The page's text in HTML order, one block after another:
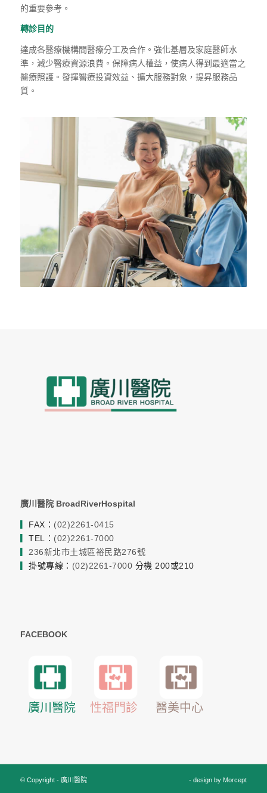
的重要參考。
轉診目的
達成各醫療機構間醫療分工及合作。強化基層及家庭醫師水
準， 減少醫療資源浪費。保障病人權益 ， 使病人得到最適當之
醫療照護。發揮醫療投資效益、 擴大服務對象 ， 提昇服務品
質。
廣川醫院 BroadRiverHospital
FAX： (02)2261-0415
▎TEL： (02)2261-7000
236新北市土城區裕民路276號
▎掛號專線： (02)2261-7000 分機 200或210
FACEBOOK
廣川醫院 性福門診 醫美中心
© Copyright - 廣川醫院 - design by Morcept